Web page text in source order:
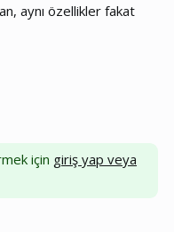
aynı özellikler fakat
için giriş yap veya